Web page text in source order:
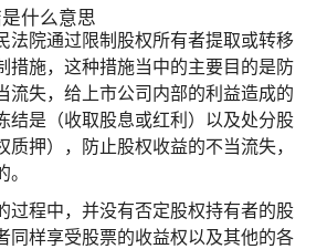
什么意思
法院通过限制股权所有者提取或转移
措施，这种措施当中的主要目的是防
流失，给上市公司内部的利益造成的
结是（收取股息或红利）以及处分股
押），防止股权收益的不当流失，
过程中，并没有否定股权持有者的股
同样享受股票的收益权以及其他的各